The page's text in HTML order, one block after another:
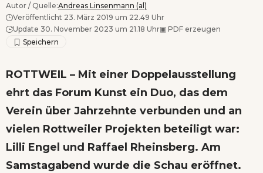
Autor / Quelle:Andreas Linsenmann (al)
Veröffentlicht 23. März 2019 um 22.49 Uhr
Update 30. November 2023 um 21.18 Uhr▣ PDF erzeugen
ROTTWEIL – Mit einer Doppelausstellung
ehrt das Forum Kunst ein Duo, das dem
Verein über Jahrzehnte verbunden und an
vielen Rottweiler Projekten beteiligt war:
Lilli Engel und Raffael Rheinsberg. Am
Samstagabend wurde die Schau eröffnet.